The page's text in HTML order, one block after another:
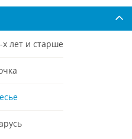
х лет и старше